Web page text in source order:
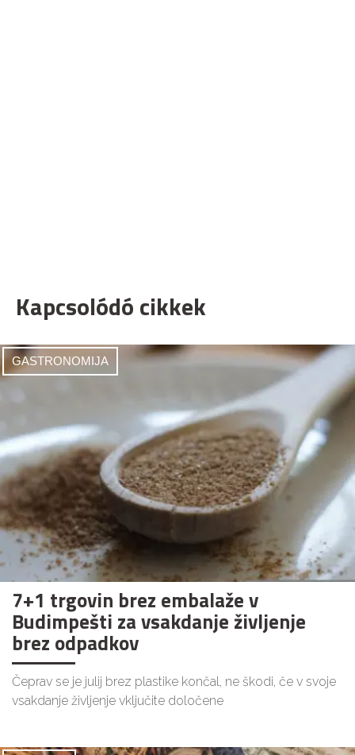
Kapcsolódó cikkek
GASTRONOMIJA
7+1 trgovin brez embalaže v
Budimpešti za vsakdanje življenje
brez odpadkov
Čeprav se je julij brez plastike končal, ne škodi, če v svoje
vsakdanje življenje vključite določene